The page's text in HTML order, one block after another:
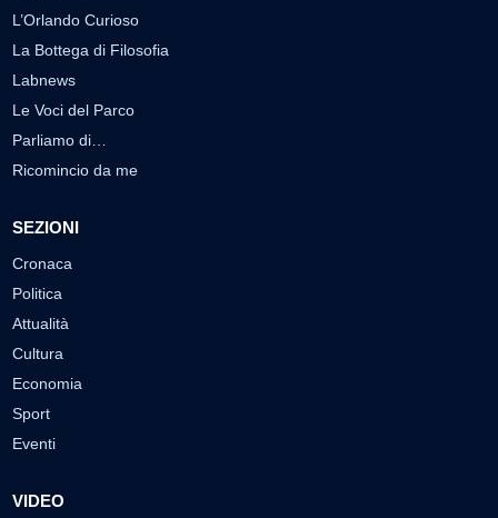
L’Orlando Curioso
La Bottega di Filosofia
Labnews
Le Voci del Parco
Parliamo di…
Ricomincio da me
SEZIONI
Cronaca
Politica
Attualità
Cultura
Economia
Sport
Eventi
VIDEO